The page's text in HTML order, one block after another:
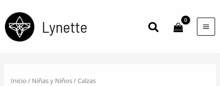
contenido
Lynette Buscar
Inicio / Niñas y Niños/ Calzas